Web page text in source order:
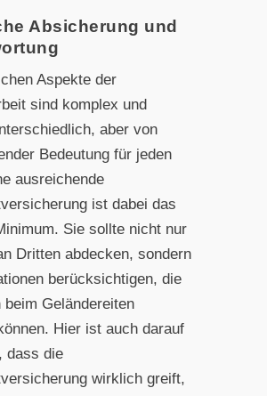
Absicherung und
Aspekte der
sind komplex und
aber von
Bedeutung für jeden
ausreichende
ist dabei das
Sie sollte nicht nur
Dritten abdecken, sondern
berücksichtigen, die
Geländereiten
Hier ist auch darauf
dass die
wirklich greift,